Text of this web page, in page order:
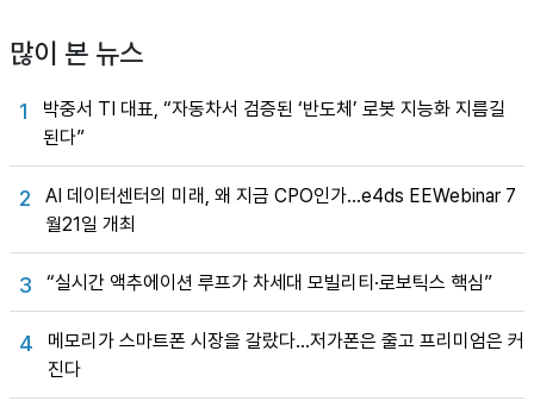
많이 본 뉴스
1
박중서 TI 대표, “자동차서 검증된 ‘반도체’ 로봇 지능화 지름길
된다”
2
AI 데이터센터의 미래, 왜 지금 CPO인가…e4ds EEWebinar 7
월21일 개최
3 “실시간 액추에이션 루프가 차세대 모빌리티·로보틱스 핵심”
4
메모리가 스마트폰 시장을 갈랐다…저가폰은 줄고 프리미엄은 커
진다